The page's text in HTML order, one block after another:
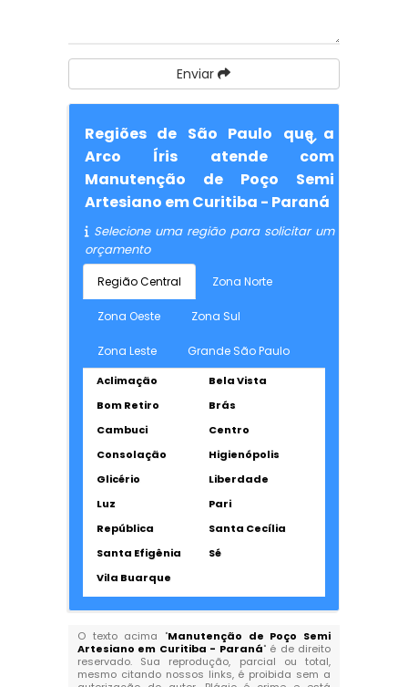
Enviar
Regiões de São Paulo que a
Arco Íris atende com
Manutenção de Poço Semi
Artesiano em Curitiba - Paraná
Selecione uma região para solicitar um
orçamento
Região Central Zona Norte
Zona Oeste Zona Sul
Zona Leste Grande São Paulo
Aclimação
Bela Vista
Bom Retiro
Brás
Cambuci
Centro
Consolação
Higienópolis
Glicério
Liberdade
Luz
Pari
República
Santa Cecília
Santa Efigênia
Sé
Vila Buarque
O texto acima "Manutenção de Poço Semi
Artesiano em Curitiba - Paraná" é de direito
reservado. Sua reprodução, parcial ou total,
mesmo citando nossos links, é proibida sem a